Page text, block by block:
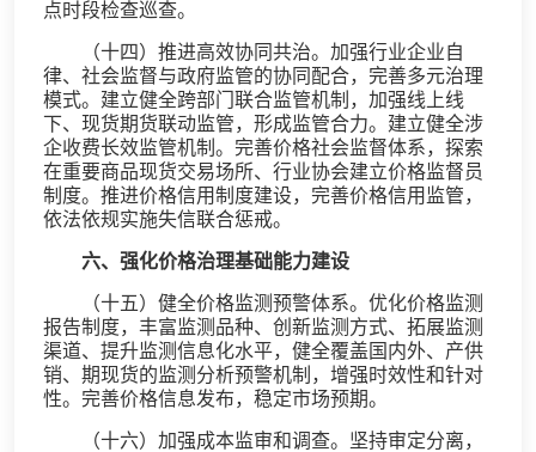
点时段检查巡查。
（十四）推进高效协同共治。加强行业企业自
律、社会监督与政府监管的协同配合，完善多元治理
模式。建立健全跨部门联合监管机制，加强线上线
下、现货期货联动监管，形成监管合力。建立健全涉
企收费长效监管机制。完善价格社会监督体系，探索
在重要商品现货交易场所、行业协会建立价格监督员
制度。推进价格信用制度建设，完善价格信用监管，
依法依规实施失信联合惩戒。
六、强化价格治理基础能力建设
（十五）健全价格监测预警体系。优化价格监测
报告制度，丰富监测品种、创新监测方式、拓展监测
渠道、提升监测信息化水平，健全覆盖国内外、产供
销、期现货的监测分析预警机制，增强时效性和针对
性。完善价格信息发布，稳定市场预期。
（十六）加强成本监审和调查。坚持审定分离，